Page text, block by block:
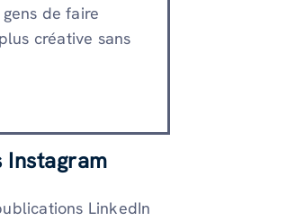
de faire
créative sans
LinkedIn